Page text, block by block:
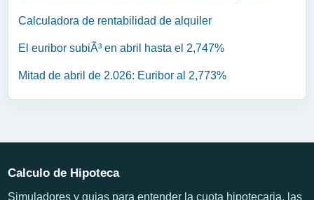
Calculadora de rentabilidad de alquiler
El euribor subiÃ³ en abril hasta el 2,747%
Mitad de abril de 2.026: Euribor al 2,773%
Calculo de Hipoteca
Simuladores y guias para entender la cuota hipotecaria, las